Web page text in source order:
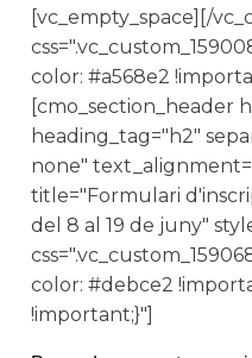
[vc_empty_space][/
color: #a568e2
[cmo_section_header
heading_tag="h2"
none"
title="Formulari
del 8 al 19 de juny"
color: #debce2
!important;}"]